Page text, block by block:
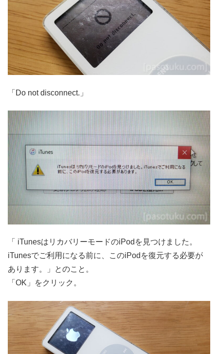
「Do not disconnect.」
「 iTunesはリカバリーモードのiPodを見つけました。
iTunesでご利用になる前に、このiPodを復元する必要が
あります。」とのこと。
「OK」をクリック。